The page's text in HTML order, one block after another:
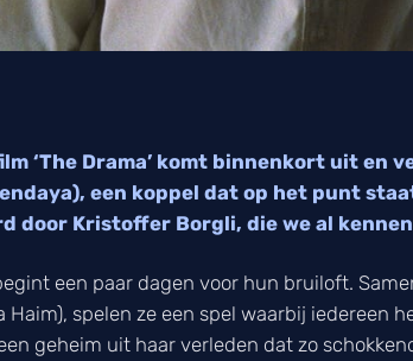
‘The Drama’ komt binnenkort uit
een koppel dat op het punt
door Kristoffer Borgli, die we al kennen
een paar dagen voor hun bruiloft.
Haim), spelen ze een spel waarbij iedereen
geheim uit haar verleden dat zo